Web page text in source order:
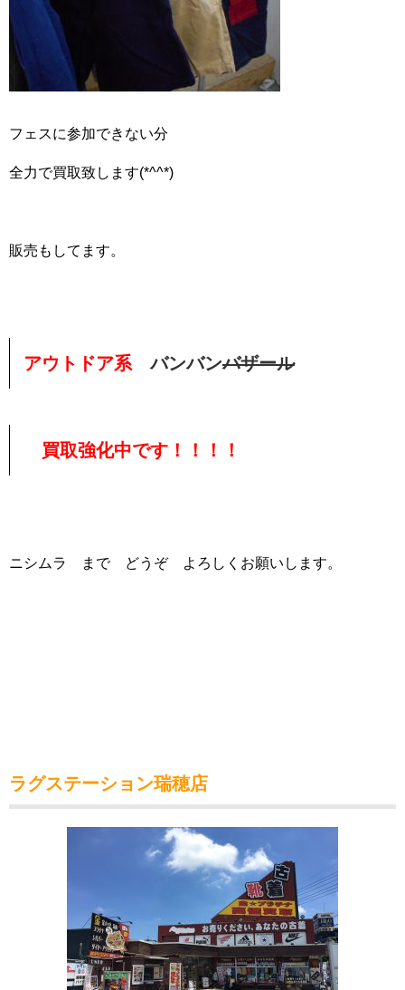
フェスに参加できない分
全力で買取致します(*^^*)
販売もしてます。
アウトドア系 バンバンバザール
買取強化中です！！！！
ニシムラ まで どうぞ よろしくお願いします。
ラグステーション瑞穂店